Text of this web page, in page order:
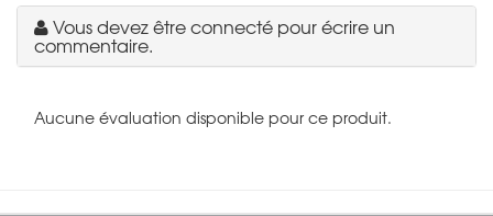
Vous devez être connecté pour écrire un
commentaire.
Aucune évaluation disponible pour ce produit.